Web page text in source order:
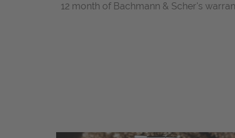
12 month of Bachmann & Scher's